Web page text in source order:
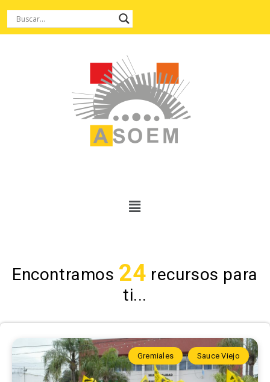
Encontramos 24 recursos para
ti...
Gremiales Sauce Viejo